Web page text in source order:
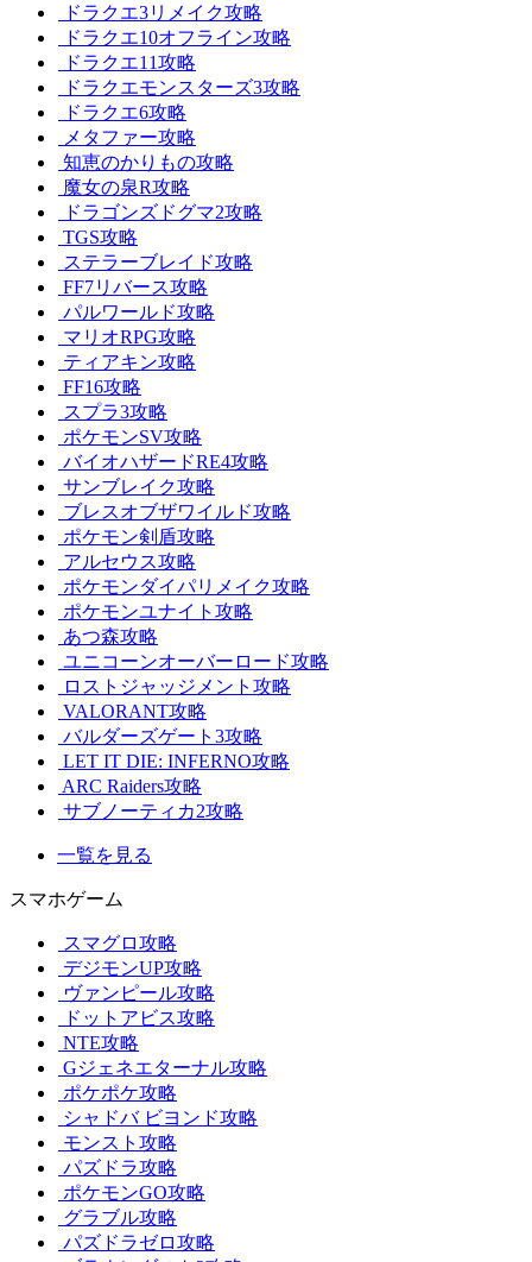
ドラクエ3リメイク攻略
ドラクエ10オフライン攻略
ドラクエ11攻略
ドラクエモンスターズ3攻略
ドラクエ6攻略
メタファー攻略
知恵のかりもの攻略
魔女の泉R攻略
ドラゴンズドグマ2攻略
TGS攻略
ステラーブレイド攻略
FF7リバース攻略
パルワールド攻略
マリオRPG攻略
ティアキン攻略
FF16攻略
スプラ3攻略
ポケモンSV攻略
バイオハザードRE4攻略
サンブレイク攻略
ブレスオブザワイルド攻略
ポケモン剣盾攻略
アルセウス攻略
ポケモンダイパリメイク攻略
ポケモンユナイト攻略
あつ森攻略
ユニコーンオーバーロード攻略
ロストジャッジメント攻略
VALORANT攻略
バルダーズゲート3攻略
LET IT DIE: INFERNO攻略
ARC Raiders攻略
サブノーティカ2攻略
一覧を見る
スマホゲーム
スマグロ攻略
デジモンUP攻略
ヴァンピール攻略
ドットアビス攻略
NTE攻略
Gジェネエターナル攻略
ポケポケ攻略
シャドバ ビヨンド攻略
モンスト攻略
パズドラ攻略
ポケモンGO攻略
グラブル攻略
パズドラゼロ攻略